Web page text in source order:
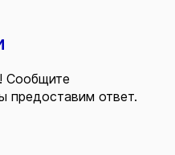
Сообщите
предоставим ответ.